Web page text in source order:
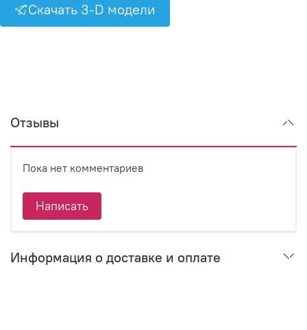
Скачать 3-D модели
Отзывы
Пока нет комментариев
Написать
Информация о доставке и оплате